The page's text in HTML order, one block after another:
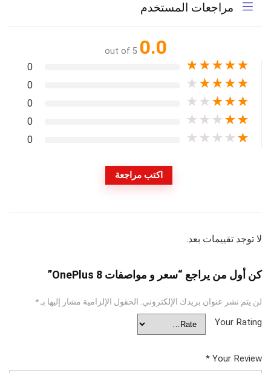
مراجعات المستخدم
0.0
out of 5
★
★
★
★
★
0
★
★
★
★
★
0
★
★
★
★
★
0
★
★
★
★
★
0
★
★
★
★
★
0
اكتب مراجعة
لا توجد تقييمات بعد.
كن أول من يراجع “سعر و مواصفات OnePlus 8”
لن يتم نشر عنوان بريدك الإلكتروني. الحقول الإلزامية مشار إليها بـ*
Your Rating
Your Review
*